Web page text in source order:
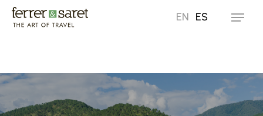
Skip
EN ES Menu